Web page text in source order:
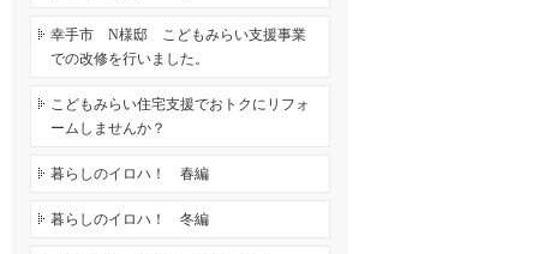
幸手市 N様邸 こどもみらい支援事業
での改修を行いました。
こどもみらい住宅支援でおトクにリフォ
ームしませんか？
暮らしのイロハ！ 春編
暮らしのイロハ！ 冬編